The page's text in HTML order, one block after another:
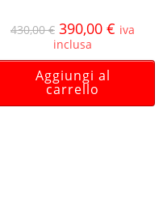
430,00€ 390,00 € iva
inclusa
Aggiungi al
carrello